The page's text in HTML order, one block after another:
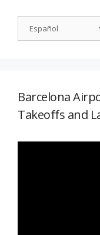
Barcelona
Takeoffs and